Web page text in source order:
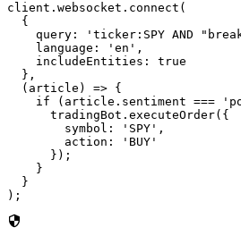
client.websocket.connect(
  {
query: 'ticker:SPY AND
    language: 'en',
    includeEntities: true
  },
  (article) => {
if (article.sentiment ===
      tradingBot.executeOrder({
        symbol: 'SPY',
        action: 'BUY'
      });
    }
  }
);